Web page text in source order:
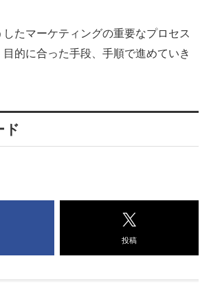
たマーケティングの重要なプロセス
的に合った手段、手順で進めていき
ド
投稿